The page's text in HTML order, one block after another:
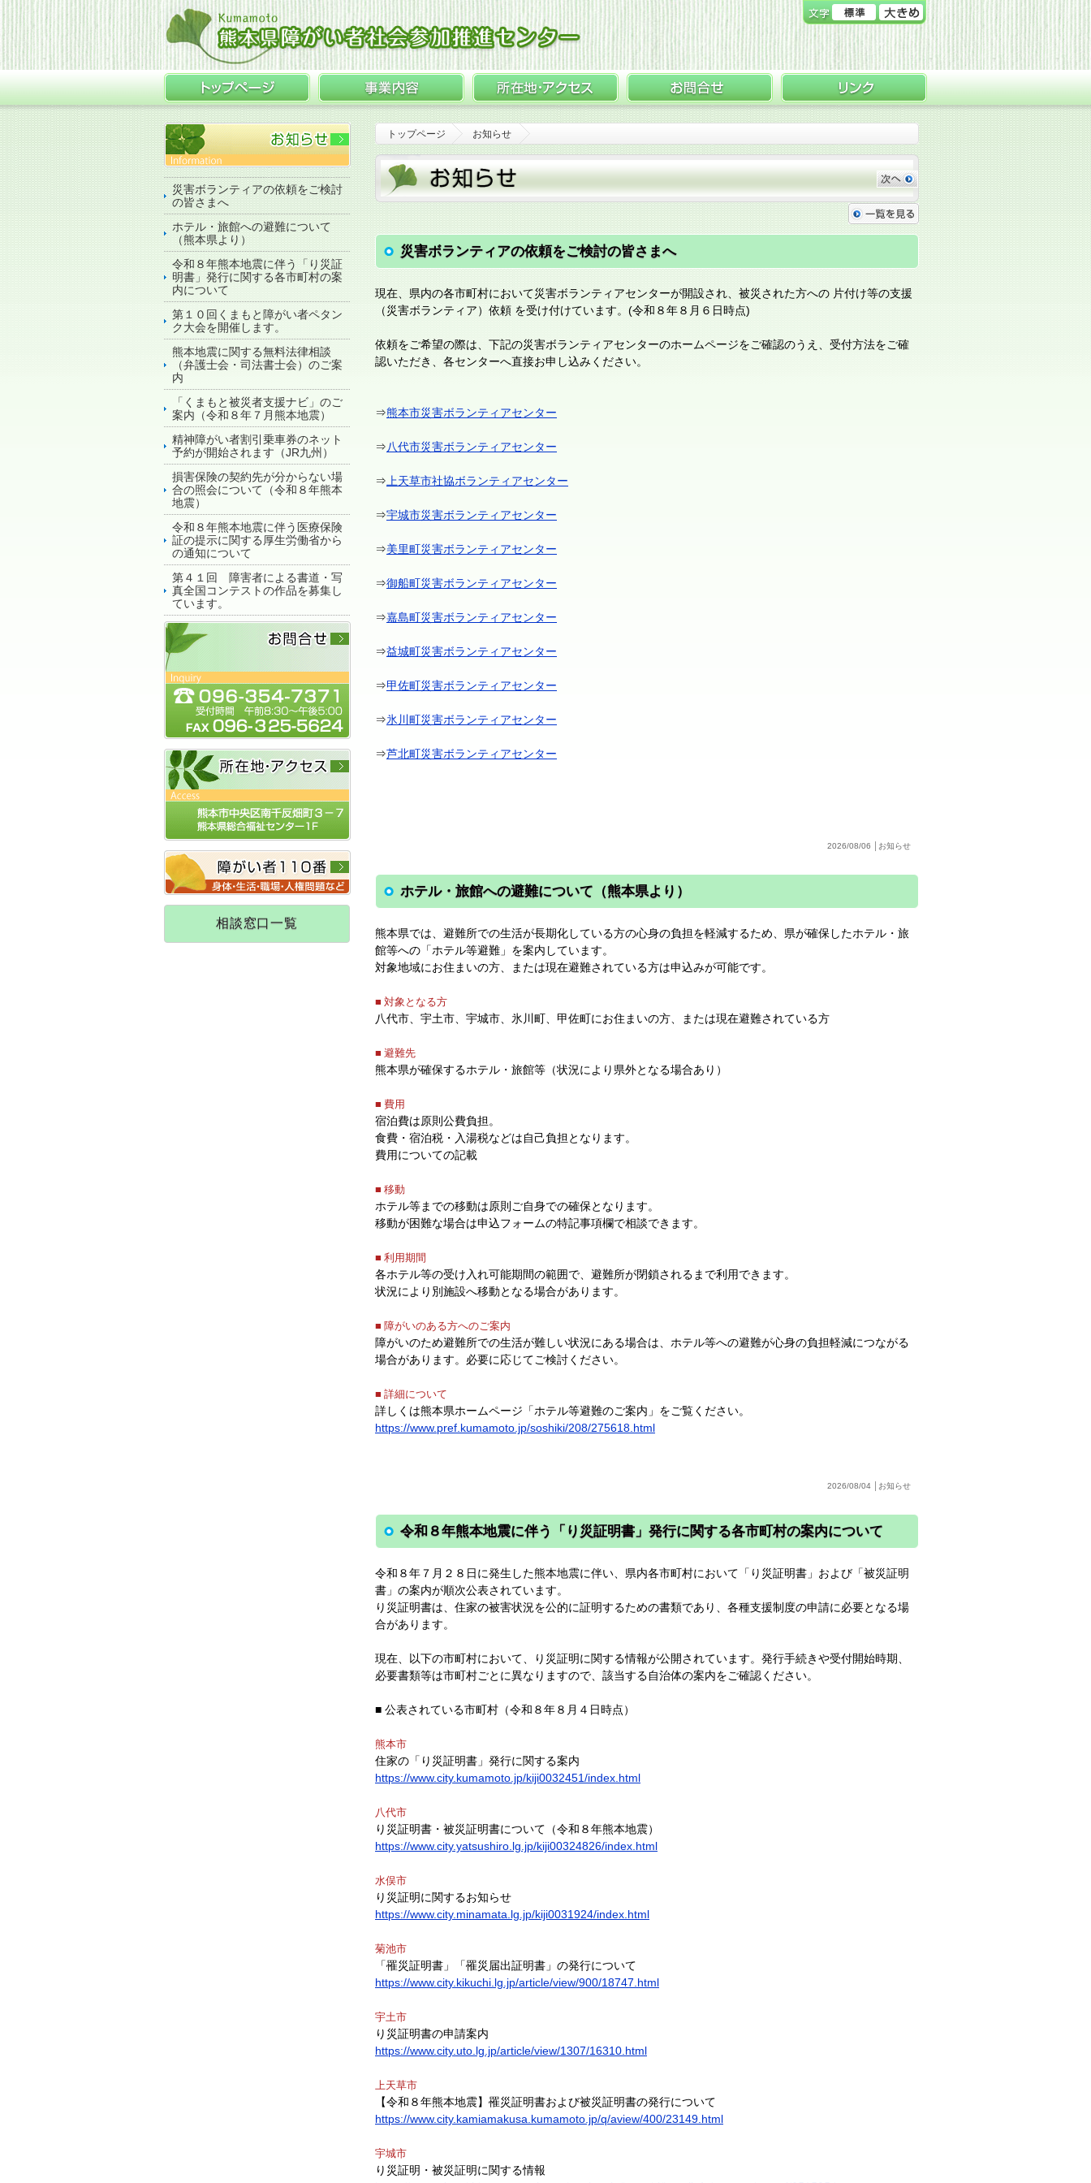
災害ボランティアの依頼をご検討
の皆さまへ
ホテル・旅館への避難について
（熊本県より）
令和８年熊本地震に伴う「り災証
明書」発行に関する各市町村の案
内について
第１０回くまもと障がい者ペタン
ク大会を開催します。
熊本地震に関する無料法律相談
（弁護士会・司法書士会）のご案
内
「くまもと被災者支援ナビ」のご
案内（令和８年７月熊本地震）
精神障がい者割引乗車券のネット
予約が開始されます（JR九州）
損害保険の契約先が分からない場
合の照会について（令和８年熊本
地震）
令和８年熊本地震に伴う医療保険
証の提示に関する厚生労働省から
の通知について
第４１回 障害者による書道・写
真全国コンテストの作品を募集し
ています。
相談窓口一覧
トップページ お知らせ
災害ボランティアの依頼をご検討の皆さまへ
現在、県内の各市町村において災害ボランティアセンターが開設され、被災された方への 片付け等の支援
（災害ボランティア）依頼 を受け付けています。(令和８年８月６日時点)
依頼をご希望の際は、下記の災害ボランティアセンターのホームページをご確認のうえ、受付方法をご確
認いただき、各センターへ直接お申し込みください。
⇒熊本市災害ボランティアセンター
⇒八代市災害ボランティアセンター
⇒ 上天草市社協ボランティアセンター
⇒宇城市災害ボランティアセンター
⇒美里町災害ボランティアセンター
⇒御船町災害ボランティアセンター
⇒嘉島町災害ボランティアセンター
⇒益城町災害ボランティアセンター
⇒甲佐町災害ボランティアセンター
⇒氷川町災害ボランティアセンター
⇒芦北町災害ボランティアセンター
2026/08/06 │お知らせ
ホテル・旅館への避難について（熊本県より）
熊本県では、避難所での生活が長期化している方の心身の負担を軽減するため、県が確保したホテル・旅
館等への「ホテル等避難」を案内しています。
対象地域にお住まいの方、または現在避難されている方は申込みが可能です。
■ 対象となる方
八代市、宇土市、宇城市、氷川町、甲佐町にお住まいの方、または現在避難されている方
■ 避難先
熊本県が確保するホテル・旅館等（状況により県外となる場合あり）
■ 費用
宿泊費は原則公費負担。
食費・宿泊税・入湯税などは自己負担となります。
費用についての記載
■ 移動
ホテル等までの移動は原則ご自身での確保となります。
移動が困難な場合は申込フォームの特記事項欄で相談できます。
■ 利用期間
各ホテル等の受け入れ可能期間の範囲で、避難所が閉鎖されるまで利用できます。
状況により別施設へ移動となる場合があります。
■ 障がいのある方へのご案内
障がいのため避難所での生活が難しい状況にある場合は、ホテル等への避難が心身の負担軽減につながる
場合があります。必要に応じてご検討ください。
■ 詳細について
詳しくは熊本県ホームページ「ホテル等避難のご案内」をご覧ください。
https://www.pref.kumamoto.jp/soshiki/208/275618.html
2026/08/04 │お知らせ
令和８年熊本地震に伴う「り災証明書」発行に関する各市町村の案内について
令和８年７月２８日に発生した熊本地震に伴い、県内各市町村において「り災証明書」および「被災証明
書」の案内が順次公表されています。
り災証明書は、住家の被害状況を公的に証明するための書類であり、各種支援制度の申請に必要となる場
合があります。
現在、以下の市町村において、り災証明に関する情報が公開されています。発行手続きや受付開始時期、
必要書類等は市町村ごとに異なりますので、該当する自治体の案内をご確認ください。
■ 公表されている市町村（令和８年８月４日時点）
熊本市
住家の「り災証明書」発行に関する案内
https://www.city.kumamoto.jp/kiji0032451/index.html
八代市
り災証明書・被災証明書について（令和８年熊本地震）
https://www.city.yatsushiro.lg.jp/kiji00324826/index.html
水俣市
り災証明に関するお知らせ
https://www.city.minamata.lg.jp/kiji0031924/index.html
菊池市
「罹災証明書」「罹災届出証明書」の発行について
https://www.city.kikuchi.lg.jp/article/view/900/18747.html
宇土市
り災証明書の申請案内
https://www.city.uto.lg.jp/article/view/1307/16310.html
上天草市
【令和８年熊本地震】罹災証明書および被災証明書の発行について
https://www.city.kamiamakusa.kumamoto.jp/q/aview/400/23149.html
宇城市
り災証明・被災証明に関する情報